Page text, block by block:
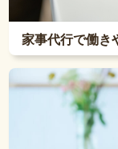
家事代行で働き